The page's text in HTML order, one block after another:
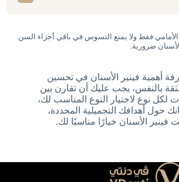
فقط ولا يمنع التسوس في باقي أجزاء السن
ضرورية.
أهمية فينير الأسنان في تحسين
بالنفس، يجب عليك أن تقارن بين
لكل نوع لاختيار النوع المناسب لك،
حول أهدافك التجميلية المحددة،
فينير الأسنان خيارًا مناسبًا لك.